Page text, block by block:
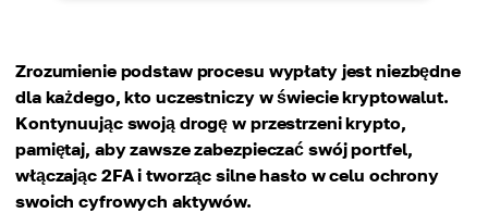
Zrozumienie podstaw procesu wypłaty jest niezbędne
dla każdego, kto uczestniczy w świecie kryptowalut.
Kontynuując swoją drogę w przestrzeni krypto,
pamiętaj, aby zawsze zabezpieczać swój portfel,
włączając 2FA i tworząc silne hasło w celu ochrony
swoich cyfrowych aktywów.